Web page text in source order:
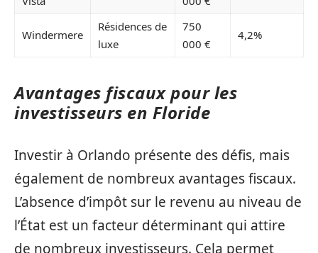
Windermere
Résidences de
luxe
750
000 €
4,2%
Avantages fiscaux pour les
investisseurs en Floride
Investir à Orlando présente des défis, mais
également de nombreux avantages fiscaux.
L’absence d’impôt sur le revenu au niveau de
l’État est un facteur déterminant qui attire
de nombreux investisseurs. Cela permet